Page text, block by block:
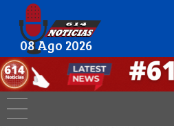
08 Ago 2026